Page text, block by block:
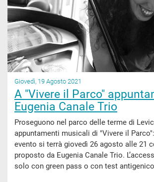
Giovedì, 19 Agosto 2021
A "Vivere il Parco"
Eugenia Canale Trio
Proseguono nel parco delle terme di
appuntamenti musicali di "Vivere il
evento si terrà giovedì 26 agosto alle 21
proposto da Eugenia Canale Trio.
solo con green pass o con test